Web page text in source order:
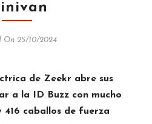
On 25/10/2024
de Zeekr abre sus
a la ID Buzz con mucho
416 caballos de fuerza